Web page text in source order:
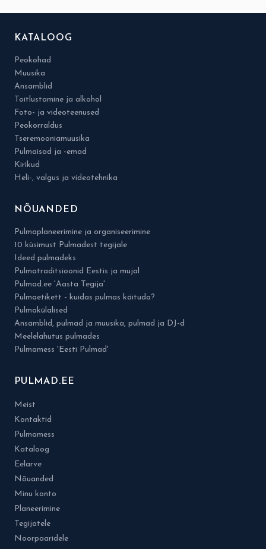
KATALOOG
Peokohad
Muusika
Ansamblid
Toitlustamine ja alkohol
Foto- ja videoteenused
Peokorraldus
Tseremooniamuusika
Pulmaisad ja -emad
Kirikud
Heli-, valgus ja videotehnika
NÕUANDED
Pulmaplaneerimine ja organiseerimine
10 küsimust Pulmadest tegijale
Ideed pulmadeks
Pulmatraditsioonid Eestis ja mujal
Pulmad.ee 'Aasta Tegija'
Pulmaetikett - kuidas pulmas käituda?
Pulmakülalised
Ansamblid, pulmad ja muusika, pulmad ja DJ-d
Meelelahutus pulmades
Pulmamess 'Eesti Pulmad'
PULMAD.EE
Meist
Kontaktid
Pulmamess
Kataloog
Eelarve
Nõuanded
Minu konto
Planeerimine
Tegijatele
Noorpaaridele